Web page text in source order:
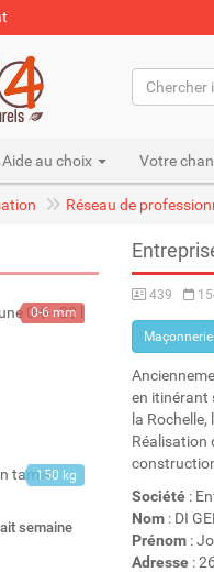
Aide au choix Votre
Réseau de
0-6 mm
150 kg
semaine
439
Maçonnerie
en itinérant
la
Réalisation
Société:
Nom: DI
Prénom:
Adresse: